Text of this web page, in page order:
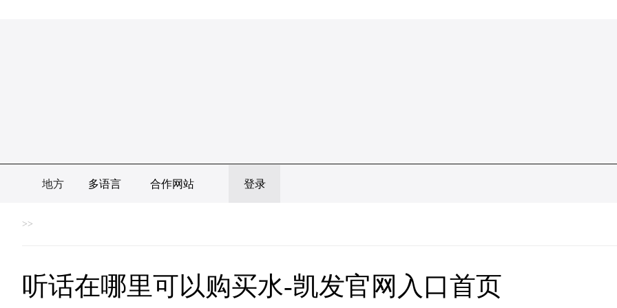
地方 多语言 合作网站 登录
>>
听话在哪里可以购买水-凯发官网入口首页